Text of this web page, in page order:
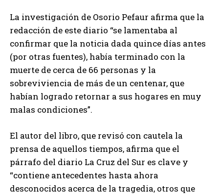
La investigación de Osorio Pefaur afirma que la
redacción de este diario “se lamentaba al
confirmar que la noticia dada quince días antes
(por otras fuentes), había terminado con la
muerte de cerca de 66 personas y la
sobreviviencia de más de un centenar, que
habían logrado retornar a sus hogares en muy
malas condiciones”.
El autor del libro, que revisó con cautela la
prensa de aquellos tiempos, afirma que el
párrafo del diario La Cruz del Sur es clave y
“contiene antecedentes hasta ahora
desconocidos acerca de la tragedia, otros que